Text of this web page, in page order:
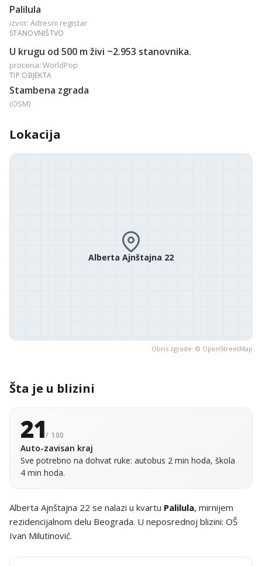
Palilula
izvor: Adresni registar
STANOVNIŠTVO
U krugu od 500 m živi ~2.953 stanovnika.
procena: WorldPop
TIP OBJEKTA
Stambena zgrada
(OSM)
Lokacija
Alberta Ajnštajna 22
Obris zgrade: © OpenStreetMap
Šta je u blizini
21/ 100
Auto-zavisan kraj
Sve potrebno na dohvat ruke: autobus 2 min hoda, škola
4 min hoda.
Alberta Ajnštajna 22 se nalazi u kvartu Palilula, mirnijem
rezidencijalnom delu Beograda. U neposrednoj blizini: OŠ
Ivan Milutinović.